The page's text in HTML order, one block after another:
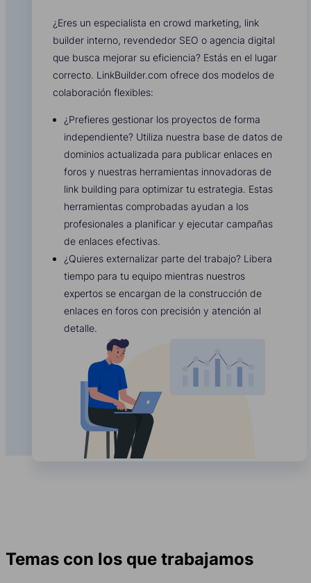
¿Eres un especialista en crowd marketing, link
builder interno, revendedor SEO o agencia digital
que busca mejorar su eficiencia? Estás en el lugar
correcto. LinkBuilder.com ofrece dos modelos de
colaboración flexibles:
¿Prefieres gestionar los proyectos de forma
independiente? Utiliza nuestra base de datos de
dominios actualizada para publicar enlaces en
foros y nuestras herramientas innovadoras de
link building para optimizar tu estrategia. Estas
herramientas comprobadas ayudan a los
profesionales a planificar y ejecutar campañas
de enlaces efectivas.
¿Quieres externalizar parte del trabajo? Libera
tiempo para tu equipo mientras nuestros
expertos se encargan de la construcción de
enlaces en foros con precisión y atención al
detalle.
Temas con los que trabajamos